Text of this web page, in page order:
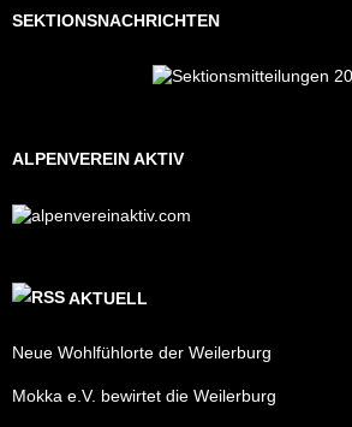
SEKTIONSNACHRICHTEN
ALPENVEREIN AKTIV
AKTUELL
Neue Wohlfühlorte der Weilerburg
Mokka e.V. bewirtet die Weilerburg